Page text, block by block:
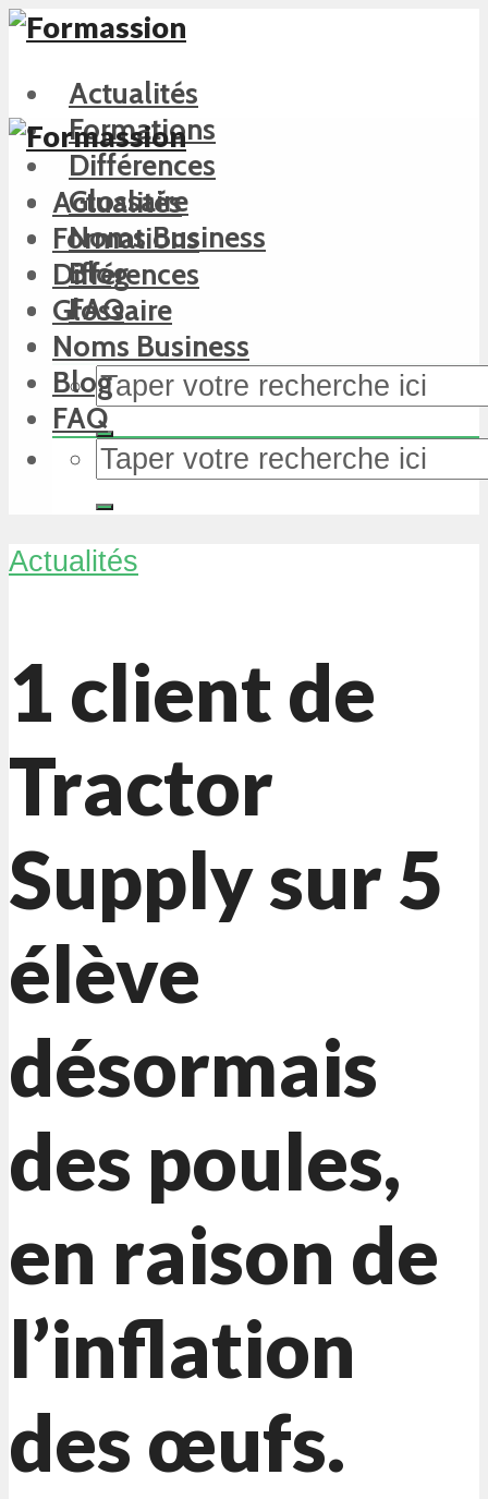
Actualités
Formations
Différences
Glossaire
Noms Business
Blog
FAQ
Actualités
Formations
Différences
Glossaire
Noms Business
Blog
FAQ
Actualités
1 client de
Tractor
Supply sur 5
élève
désormais
des poules,
en raison de
l’inflation
des œufs.